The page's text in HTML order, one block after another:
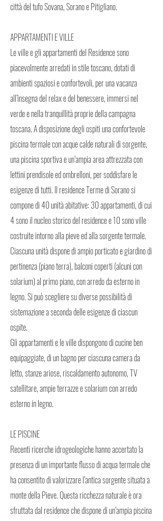
città del tufo Sovana, Sorano e Pitigliano.
APPARTAMENTI E VILLE
Le ville e gli appartamenti del Residence sono
piacevolmente arredati in stile toscano, dotati di
ambienti spaziosi e confortevoli, per una vacanza
all’insegna del relax e del benessere, immersi nel
verde e nella tranquillità proprie della campagna
toscana. A disposizione degli ospiti una confortevole
piscina termale con acque calde naturali di sorgente,
una piscina sportiva e un’ampia area attrezzata con
lettini prendisole ed ombrelloni, per soddisfare le
esigenze di tutti. Il residence Terme di Sorano si
compone di 40 unità abitative: 30 appartamenti, di cui
4 sono il nucleo storico del residence e 10 sono ville
costruite intorno alla pieve ed alla sorgente termale.
Ciascuna unità dispone di ampio porticato e giardino di
pertinenza (piano terra), balconi coperti (alcuni con
solarium) al primo piano, con arredo da esterno in
legno. Si può scegliere su diverse possibilità di
sistemazione a seconda delle esigenze di ciascun
ospite.
Gli appartamenti e le ville dispongono di cucine ben
equipaggiate, di un bagno per ciascuna camera da
letto, stanze ariose, riscaldamento autonomo, TV
satellitare, ampie terrazze e solarium con arredo
esterno in legno.
LE PISCINE
Recenti ricerche idrogeologiche hanno accertato la
presenza di un importante flusso di acqua termale che
ha consentito di valorizzare l’antica sorgente situata a
monte della Pieve. Questa ricchezza naturale è ora
sfruttata dal residence che dispone di un’ampia piscina